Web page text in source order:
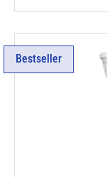
Bestseller